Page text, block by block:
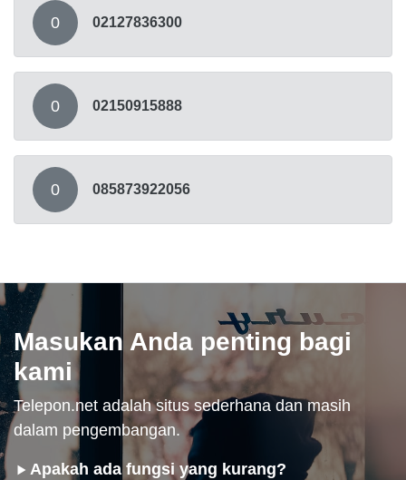
0 02127836300
0 02150915888
0 085873922056
Masukan Anda penting bagi
kami
Telepon.net adalah situs sederhana dan masih
dalam pengembangan.
Apakah ada fungsi yang kurang?